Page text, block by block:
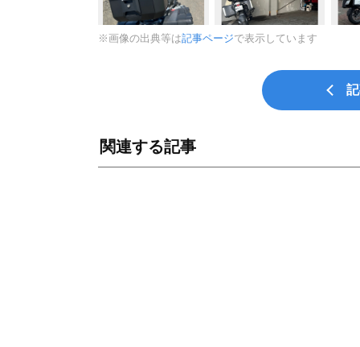
※画像の出典等は記事ページで表示しています
関連する記事